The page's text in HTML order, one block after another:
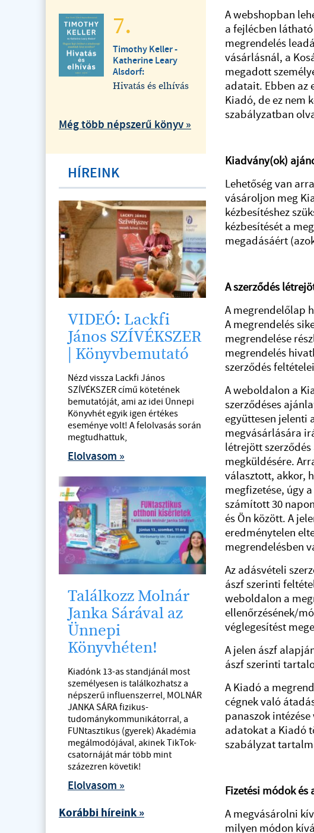
A webshopban
a fejlécben
megrendelés
vásárlásnál, a
megadott
adatait. Ebben az
Kiadó, de ez nem
szabályzatban
Kiadvány(ok)
Lehetőség van
vásároljon meg
kézbesítéshez
kézbesítését a
megadásáért
A szerződés
A megrendelőlap
A megrendelés
megrendelése
megrendelés
szerződés
A weboldalon a
szerződéses
együttesen jelenti
megvásárlására
létrejött
megküldésére.
választott, akkor,
megfizetése, úgy
számított 30
és Ön között. A
eredménytelen
megrendelésben
Az adásvételi
ászf szerinti
weboldalon a
ellenőrzésének/
véglegesítést
A jelen ászf
ászf szerinti
A Kiadó a
cégnek való
panaszok
adatokat a Kiadó
szabályzat
Fizetési módok
A megvásárolni
milyen módon
7.
Timothy Keller -
Katherine Leary
Alsdorf:
Hivatás és elhívás
Még több népszerű könyv »
HÍREINK
VIDEÓ: Lackfi
János SZÍVÉKSZER
| Könyvbemutató
Nézd vissza Lackfi János
SZÍVÉKSZER című kötetének
bemutatóját, ami az idei Ünnepi
Könyvhét egyik igen értékes
eseménye volt! A felolvasás során
megtudhattuk,
Elolvasom »
Találkozz Molnár
Janka Sárával az
Ünnepi
Könyvhéten!
Kiadónk 13-as standjánál most
személyesen is találkozhatsz a
népszerű influenszerrel, MOLNÁR
JANKA SÁRA fizikus-
tudománykommunikátorral, a
FUNtasztikus (gyerek) Akadémia
megálmodójával, akinek TikTok-
csatornáját már több mint
százezren követik!
Elolvasom »
Korábbi híreink »